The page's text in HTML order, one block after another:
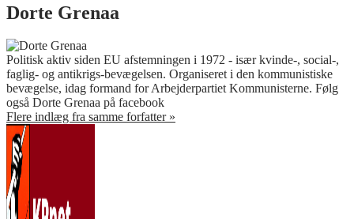
Dorte Grenaa
Politisk aktiv siden EU afstemningen i 1972 - især kvinde-, social-,
faglig- og antikrigs-bevægelsen. Organiseret i den kommunistiske
bevægelse, idag formand for Arbejderpartiet Kommunisterne. Følg
også Dorte Grenaa på facebook
Flere indlæg fra samme forfatter »